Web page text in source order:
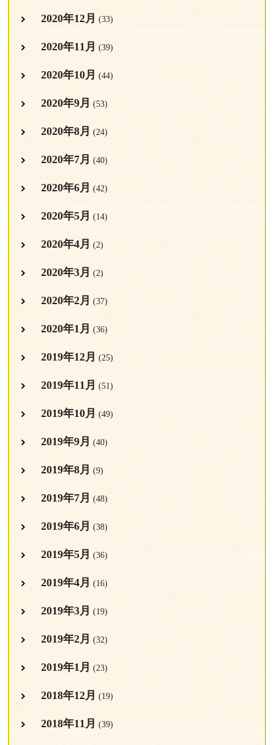
2020年12月 (33)
2020年11月 (39)
2020年10月 (44)
2020年9月 (53)
2020年8月 (24)
2020年7月 (40)
2020年6月 (42)
2020年5月 (14)
2020年4月 (2)
2020年3月 (2)
2020年2月 (37)
2020年1月 (36)
2019年12月 (25)
2019年11月 (51)
2019年10月 (49)
2019年9月 (40)
2019年8月 (9)
2019年7月 (48)
2019年6月 (38)
2019年5月 (36)
2019年4月 (16)
2019年3月 (19)
2019年2月 (32)
2019年1月 (23)
2018年12月 (19)
2018年11月 (39)